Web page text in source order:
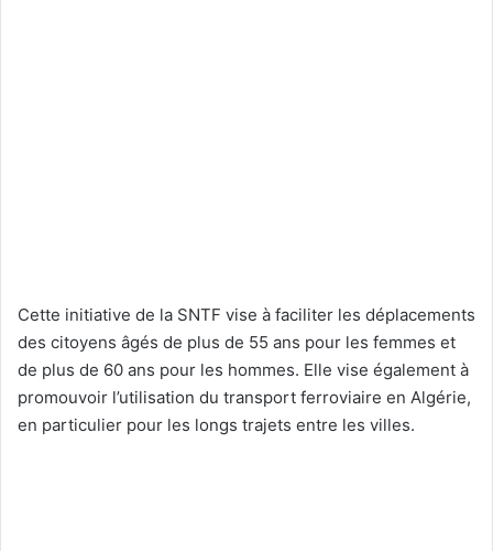
Cette initiative de la SNTF vise à faciliter les déplacements
des citoyens âgés de plus de 55 ans pour les femmes et
de plus de 60 ans pour les hommes. Elle vise également à
promouvoir l’utilisation du transport ferroviaire en Algérie,
en particulier pour les longs trajets entre les villes.